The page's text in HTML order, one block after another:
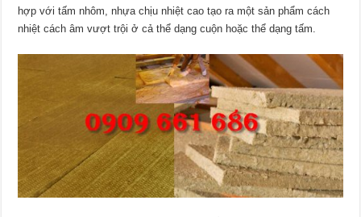
hợp với tấm nhôm, nhựa chịu nhiệt cao tạo ra một sản phẩm cách
nhiệt cách âm vượt trội ở cả thể dạng cuộn hoặc thể dạng tấm.